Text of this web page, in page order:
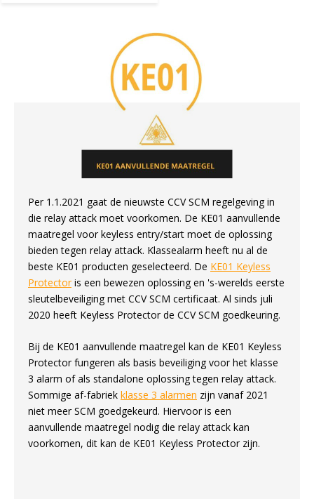
Per 1.1.2021 gaat de nieuwste CCV SCM regelgeving in
die relay attack moet voorkomen. De KE01 aanvullende
maatregel voor keyless entry/start moet de oplossing
bieden tegen relay attack. Klassealarm heeft nu al de
beste KE01 producten geselecteerd. De KE01 Keyless
Protector is een bewezen oplossing en 's-werelds eerste
sleutelbeveiliging met CCV SCM certificaat. Al sinds juli
2020 heeft Keyless Protector de CCV SCM goedkeuring.
Bij de KE01 aanvullende maatregel kan de KE01 Keyless
Protector fungeren als basis beveiliging voor het klasse
3 alarm of als standalone oplossing tegen relay attack.
Sommige af-fabriek klasse 3 alarmen zijn vanaf 2021
niet meer SCM goedgekeurd. Hiervoor is een
aanvullende maatregel nodig die relay attack kan
voorkomen, dit kan de KE01 Keyless Protector zijn.